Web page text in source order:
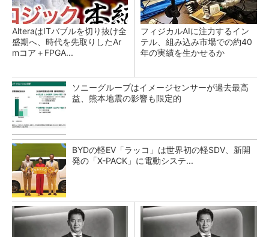
AlteraはITバブルを切り抜け全
盛期へ、時代を先取りしたAr
mコア＋FPGA...
フィジカルAIに注力するイン
テル、組み込み市場での約40
年の実績を生かせるか
ソニーグループはイメージセンサーが過去最高
益、熊本地震の影響も限定的
BYDの軽EV「ラッコ」は世界初の軽SDV、新開
発の「X-PACK」に電動システ...